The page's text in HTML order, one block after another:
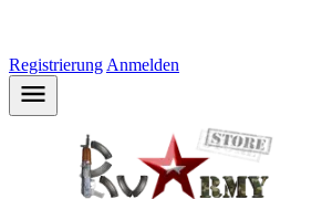
Registrierung Anmelden